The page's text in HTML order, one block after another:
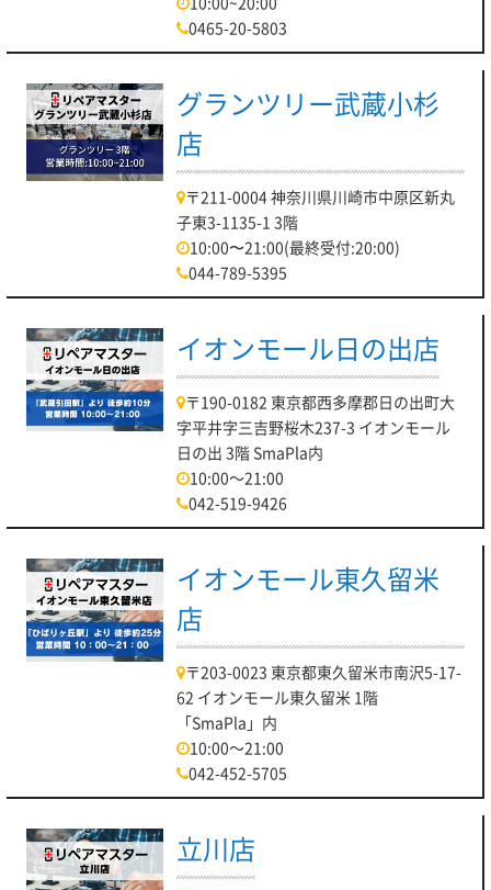
0465-20-5803
グランツリー武蔵小杉
店
〒211-0004 神奈川県川崎市中原区新丸
子東3-1135-1 3階
10:00〜21:00(最終受付:20:00)
044-789-5395
イオンモール日の出店
〒190-0182 東京都西多摩郡日の出町大
字平井字三吉野桜木237-3 イオンモール
日の出 3階 SmaPla内
10:00～21:00
042-519-9426
イオンモール東久留米
店
〒203-0023 東京都東久留米市南沢5-17-
62 イオンモール東久留米 1階
「SmaPla」内
10:00～21:00
042-452-5705
立川店